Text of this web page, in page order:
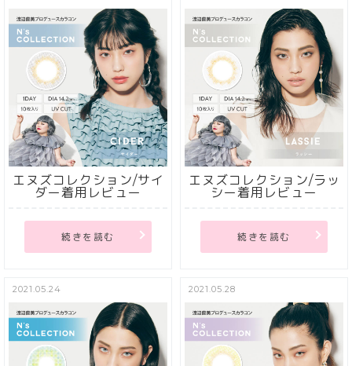
エヌズコレクション/サイ
ダー着用レビュー
続きを読む
エヌズコレクション/ラッ
シー着用レビュー
続きを読む
2021.05.24 2021.05.28